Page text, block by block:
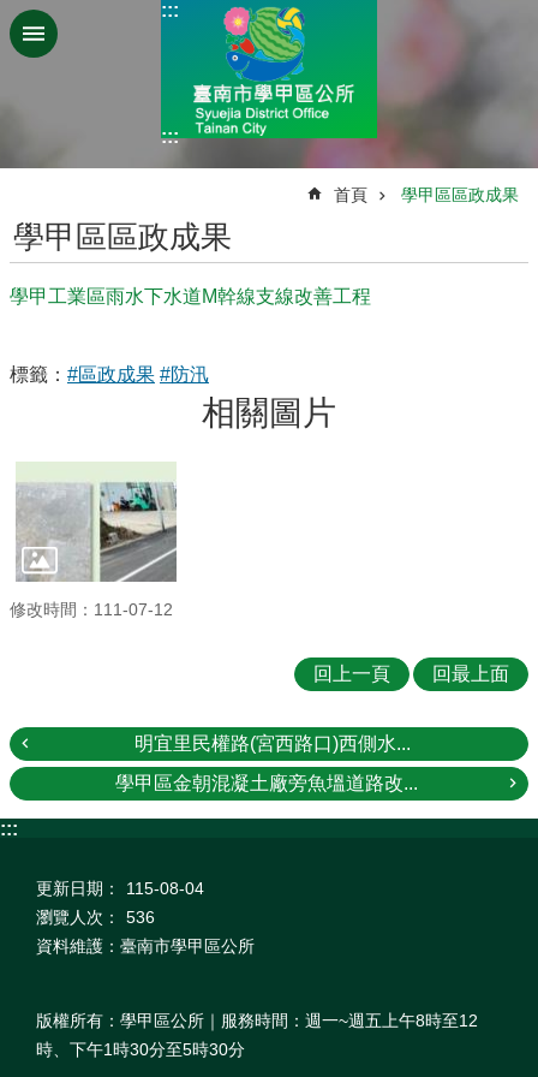
跳到主要內容區塊
:::
:::
首頁 學甲區區政成果
學甲區區政成果
學甲工業區雨水下水道M幹線支線改善工程
標籤： #區政成果 #防汛
相關圖片
修改時間：111-07-12
回上一頁 回最上面
明宜里民權路(宮西路口)西側水...
學甲區金朝混凝土廠旁魚塭道路改...
:::
更新日期：
115-08-04
瀏覽人次：
536
資料維護：臺南市學甲區公所
版權所有：學甲區公所｜服務時間：週一~週五上午8時至12
時、下午1時30分至5時30分